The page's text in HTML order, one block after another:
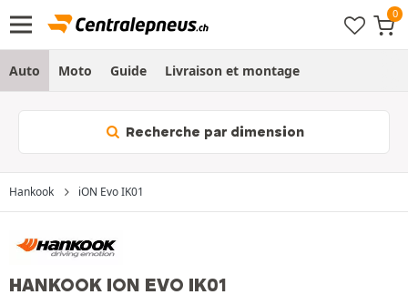
Auto Moto Guide Livraison et montage
Recherche par dimension
Hankook iON Evo IK01
HANKOOK ION EVO IK01